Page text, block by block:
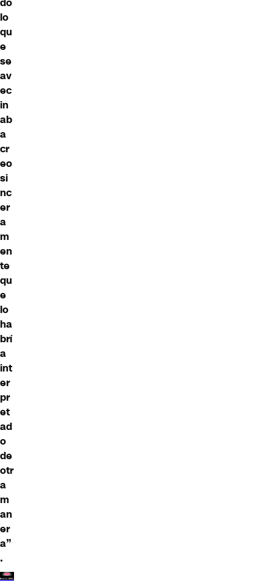
lo
qu
e
se
av
ec
in
ab
a
cr
eo
si
nc
er
a
m
en
te
qu
e
lo
ha
brí
a
int
er
pr
et
ad
o
de
otr
a
m
an
er
a”
.